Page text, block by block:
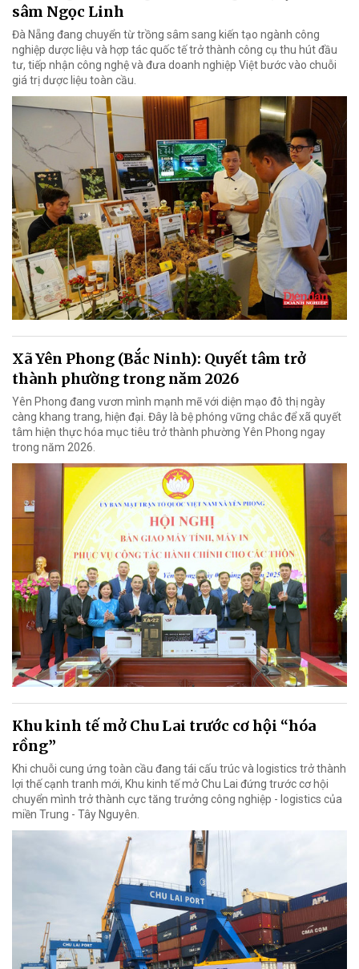
sâm Ngọc Linh
Đà Nẵng đang chuyển từ trồng sâm sang kiến tạo ngành công
nghiệp dược liệu và hợp tác quốc tế trở thành công cụ thu hút đầu
tư, tiếp nhận công nghệ và đưa doanh nghiệp Việt bước vào chuỗi
giá trị dược liệu toàn cầu.
Xã Yên Phong (Bắc Ninh): Quyết tâm trở
thành phường trong năm 2026
Yên Phong đang vươn mình mạnh mẽ với diện mạo đô thị ngày
càng khang trang, hiện đại. Đây là bệ phóng vững chắc để xã quyết
tâm hiện thực hóa mục tiêu trở thành phường Yên Phong ngay
trong năm 2026.
Khu kinh tế mở Chu Lai trước cơ hội “hóa
rồng”
Khi chuỗi cung ứng toàn cầu đang tái cấu trúc và logistics trở thành
lợi thế cạnh tranh mới, Khu kinh tế mở Chu Lai đứng trước cơ hội
chuyển mình trở thành cực tăng trưởng công nghiệp - logistics của
miền Trung - Tây Nguyên.